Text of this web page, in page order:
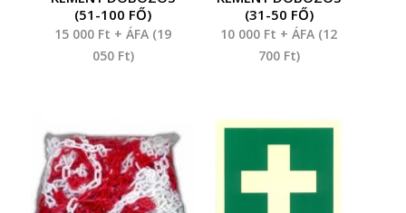
(51-100 FŐ)
15 000 Ft + ÁFA (19
050 Ft)
(31-50 FŐ)
10 000 Ft + ÁFA (12
700 Ft)